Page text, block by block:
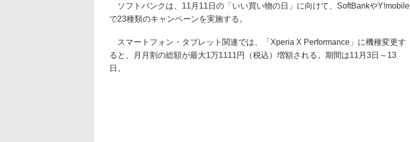
ソフトバンクは、11月11日の「いい買い物の日」に向けて、SoftBankやY!mobile
で23種類のキャンペーンを実施する。
スマートフォン・タブレット関連では、「Xperia X Performance」に機種変更す
ると、月月割の総額が最大1万1111円（税込）増額される。期間は11月3日～13
日。